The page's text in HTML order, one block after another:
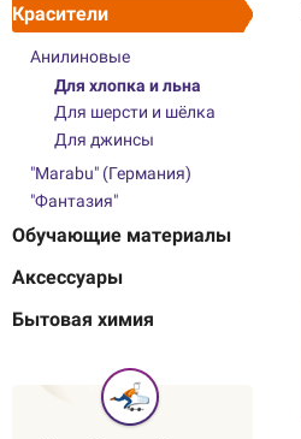
Красители
Анилиновые
Для хлопка и льна
Для шерсти и шёлка
Для джинсы
"Marabu" (Германия)
"Фантазия"
Обучающие материалы
Аксессуары
Бытовая химия